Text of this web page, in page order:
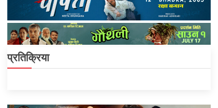
प्रतिक्रिया